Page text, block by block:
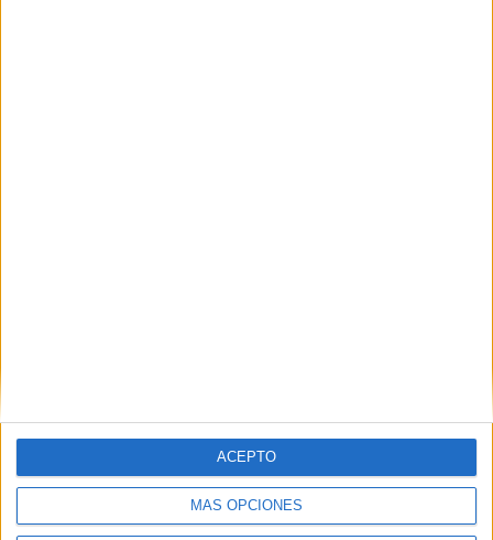
MÁS OPCIONES
ACEPTO
Y como regalo de agradecimiento, por registrarte te daremos
gratis una copia de nuestro ebook con 100 consejos para tu
primer año de universidad